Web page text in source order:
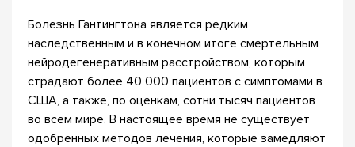
Болезнь Гантингтона является редким
наследственным и в конечном итоге смертельным
нейродегенеративным расстройством, которым
страдают более 40 000 пациентов с симптомами в
США, а также, по оценкам, сотни тысяч пациентов
во всем мире. В настоящее время не существует
одобренных методов лечения, которые замедляют